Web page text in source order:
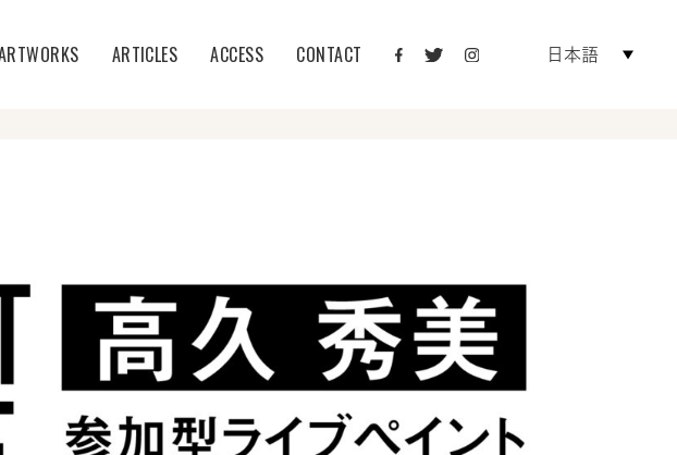
ARTICLES ACCESS CONTACT 日本語